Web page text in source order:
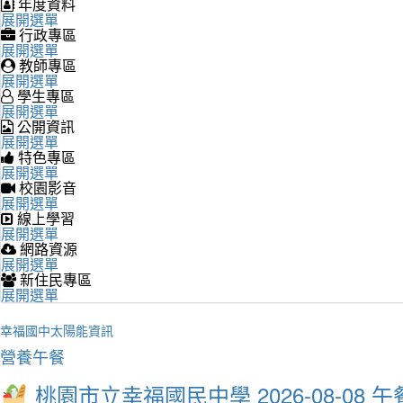
展開選單
行政專區
展開選單
教師專區
展開選單
學生專區
展開選單
公開資訊
展開選單
特色專區
展開選單
校園影音
展開選單
線上學習
展開選單
網路資源
展開選單
新住民專區
展開選單
幸福國中太陽能資訊
營養午餐
桃園市立幸福國民中學 2026-08-08 午